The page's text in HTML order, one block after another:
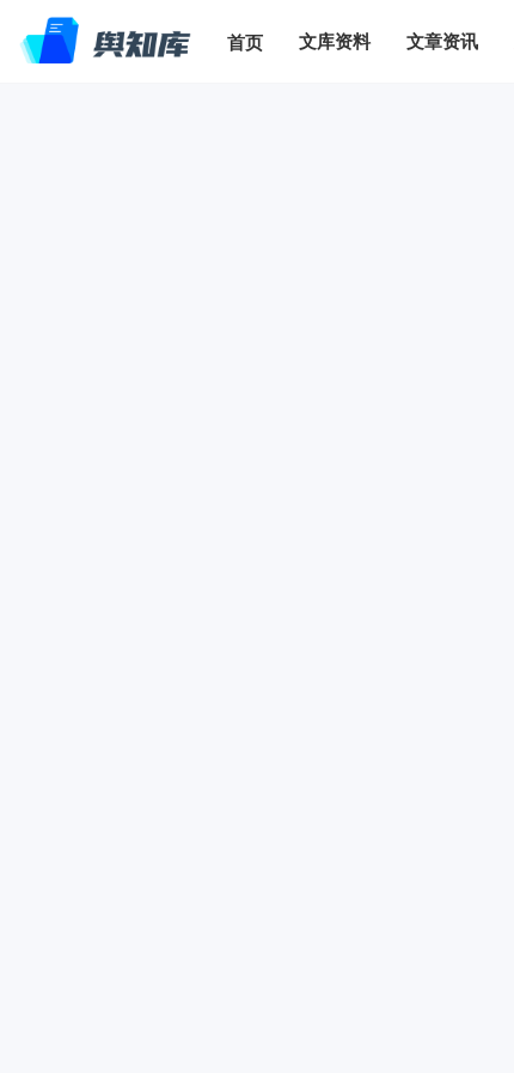
首页 文库资料 文章资讯